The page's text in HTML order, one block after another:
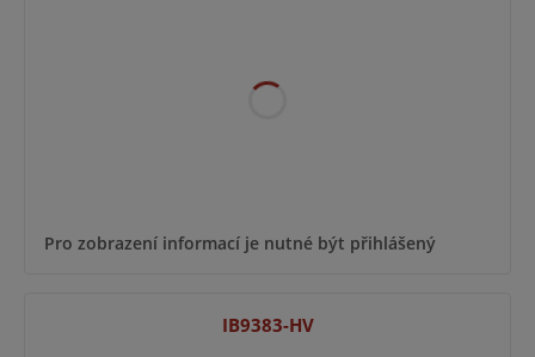
Pro zobrazení informací je nutné být přihlášený
IB9383-HV